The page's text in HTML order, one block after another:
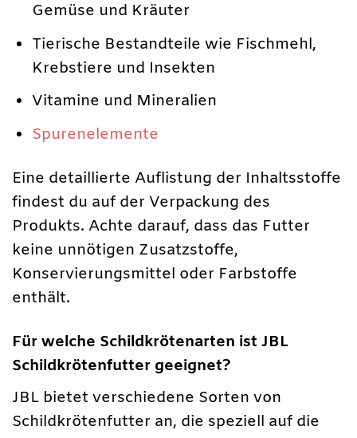
Gemüse und Kräuter
Tierische Bestandteile wie Fischmehl,
Krebstiere und Insekten
Vitamine und Mineralien
Spurenelemente
Eine detaillierte Auflistung der Inhaltsstoffe
findest du auf der Verpackung des
Produkts. Achte darauf, dass das Futter
keine unnötigen Zusatzstoffe,
Konservierungsmittel oder Farbstoffe
enthält.
Für welche Schildkrötenarten ist JBL
Schildkrötenfutter geeignet?
JBL bietet verschiedene Sorten von
Schildkrötenfutter an, die speziell auf die